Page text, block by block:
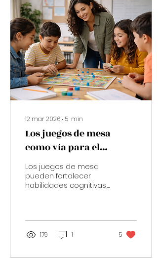
12 mar 2026 ∙ 5 min
Los juegos de mesa
como vía para el
desarrollo de
habilidades en el aula
Los juegos de mesa
pueden fortalecer
habilidades cognitivas,
aprendizaje activo y
reflexión.
179 1 5